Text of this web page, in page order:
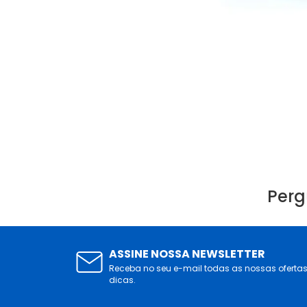
ASSINE NOSSA NEWSLETTER
Receba no seu e-mail todas as nossas
dicas.